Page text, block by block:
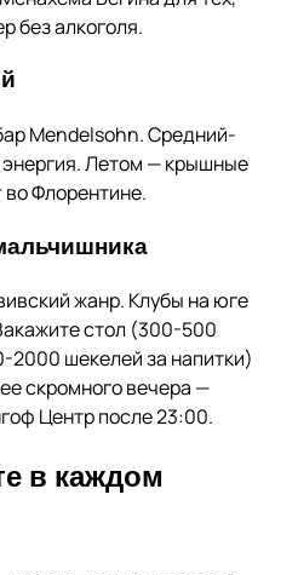
без алкоголя.
Mendelsohn. Средний-
Летом — крышные
Флорентине.
жанр. Клубы на юге
стол (300-500
2000 шекелей за напитки)
скромного вечера —
Центр после 23:00.
в каждом